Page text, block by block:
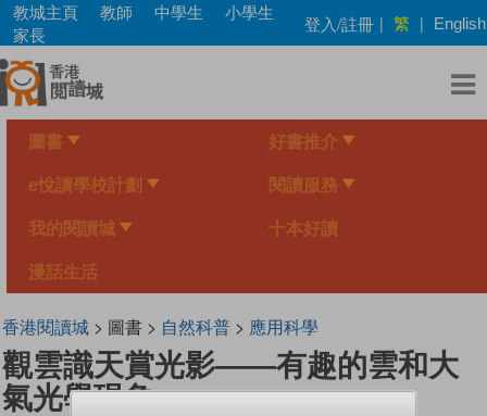
Skip
main
content
教城主頁 教師 中學生
小學生
家長
登入/註冊 | 繁 | English
圖書 好書推介
e悅讀學校計劃 閱讀服務
我的閱讀城 十本好讀
漫話生活
香港閱讀城> 圖書 > 自然科普> 應用科學
觀雲識天賞光影——有趣的雲和大
氣光學現象